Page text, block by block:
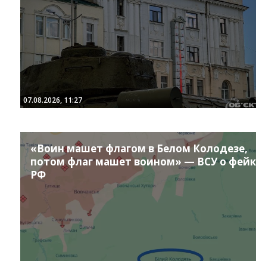
07.08.2026, 11:27
«Воин машет флагом в Белом Колодезе,
потом флаг машет воином» — ВСУ о
РФ
InstagramFacebook
TwitterYoutube